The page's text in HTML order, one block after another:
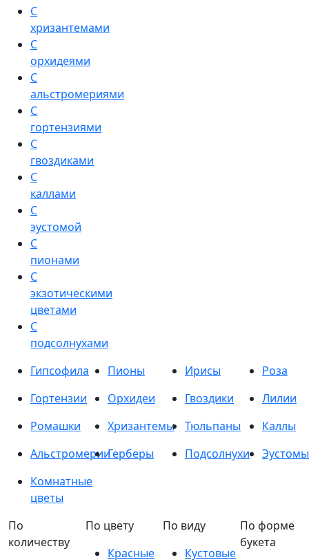
С
хризантемами
С
орхидеями
С
альстромериями
С
гортензиями
С
гвоздиками
С
каллами
С
эустомой
С
пионами
С
экзотическими
цветами
С
подсолнухами
Гипсофила
Пионы Ирисы
Роза
Гортензии
Орхидеи Гвоздики
Лилии
Ромашки
Хризантемы Тюльпаны
Каллы
АльстромерииГерберы Подсолнухи
Эустомы
Комнатные
цветы
По
количеству
По цвету
Красные
По виду
Кустовые
По форме
букета